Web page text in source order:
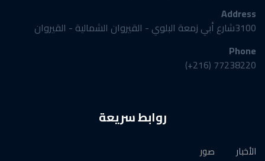
Address
3100شارع أبي زمعة البلوي - القيروان الشمالية - القيروان
Phone
77238220 (216+)
روابط سريعة
الأخبار
صور